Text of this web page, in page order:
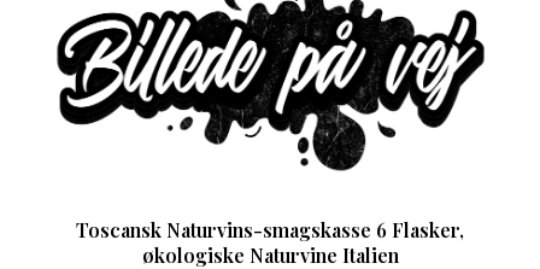
Toscansk Naturvins-smagskasse 6 Flasker,
økologiske Naturvine Italien